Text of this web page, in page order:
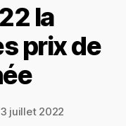
la
prix de
3 juillet 2022